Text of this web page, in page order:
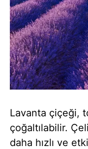
Lavanta çiçeği,
çoğaltılabilir.
daha hızlı ve